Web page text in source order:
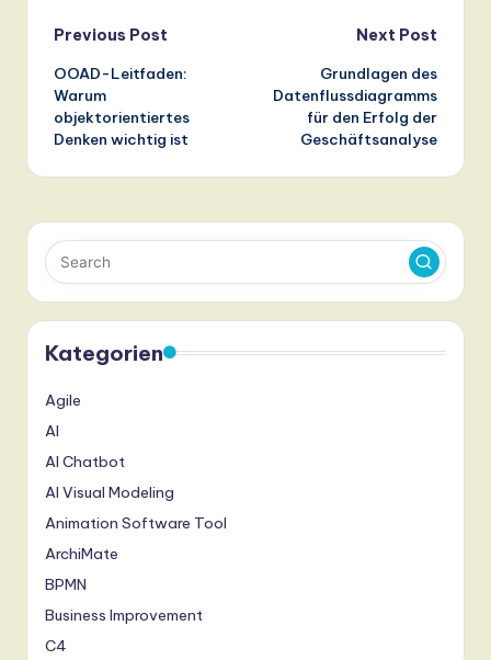
Post
navigation
Previous Post
OOAD-Leitfaden:
Warum
objektorientiertes
Denken wichtig ist
Next Post
Grundlagen des
Datenflussdiagramms
für den Erfolg der
Geschäftsanalyse
Kategorien
Agile
AI
AI Chatbot
AI Visual Modeling
Animation Software Tool
ArchiMate
BPMN
Business Improvement
C4